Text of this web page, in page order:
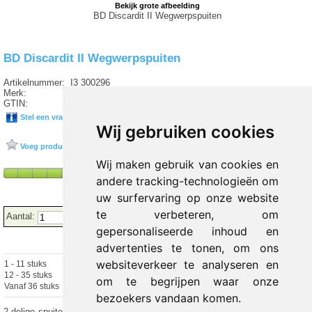
Wij gebruiken cookies
Wij maken gebruik van cookies en
andere tracking-technologieën om
uw surfervaring op onze website
te verbeteren, om
gepersonaliseerde inhoud en
advertenties te tonen, om ons
websiteverkeer te analyseren en
om te begrijpen waar onze
bezoekers vandaan komen.
Bekijk grote afbeelding
BD Discardit II Wegwerpspuiten
BD Discardit II Wegwerpspuiten
Artikelnummer:
Merk:
GTIN:
I3 300296
Stel een vraag over dit product
Voeg product toe aan favorieten
Aantal:
1 - 11 stuks € 8.60 excl. €10.41
incl. 21% BTW
12 - 35 stuks
€ 10.14 incl. 21% BTW
Vanaf 36 stuks
€ 8.15 excl. € 9.86 incl. 21% BTW